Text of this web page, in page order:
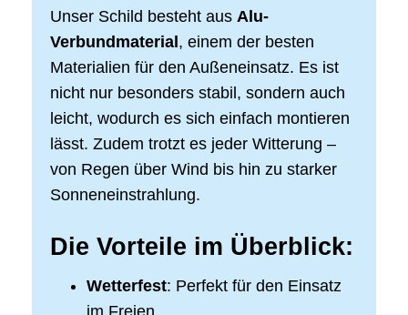
Unser Schild besteht aus Alu-
Verbundmaterial, einem der besten
Materialien für den Außeneinsatz. Es ist
nicht nur besonders stabil, sondern auch
leicht, wodurch es sich einfach montieren
lässt. Zudem trotzt es jeder Witterung –
von Regen über Wind bis hin zu starker
Sonneneinstrahlung.
Die Vorteile im Überblick:
Wetterfest: Perfekt für den Einsatz